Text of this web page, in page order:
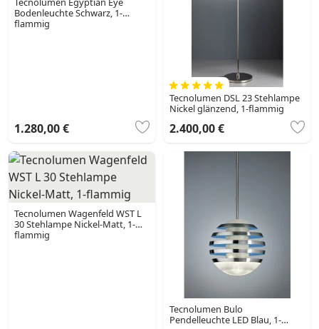
Bodenleuchte Schwarz, 1-
flammig
1.280,00 €
Tecnolumen DSL 23 Stehlampe
Nickel glänzend, 1-flammig
2.400,00 €
Tecnolumen Wagenfeld WST L
30 Stehlampe Nickel-Matt, 1-
flammig
Tecnolumen Bulo
Pendelleuchte LED Blau, 1-